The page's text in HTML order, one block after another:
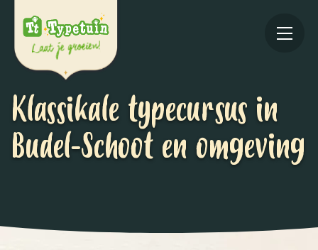
Klassikale typecursus in
Budel-Schoot en omgeving